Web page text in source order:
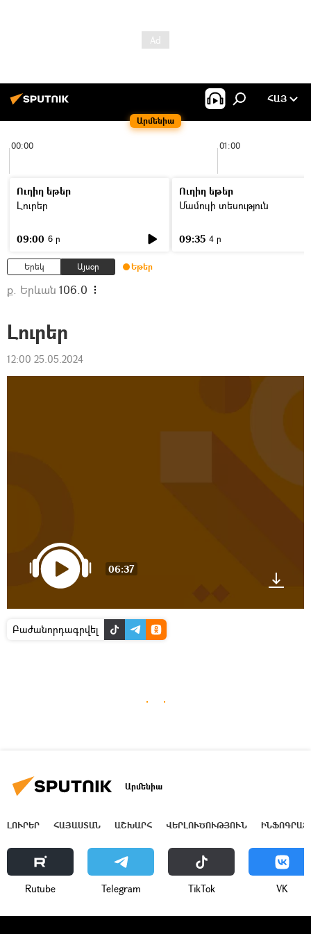
Արմենիա
ՀԱՅ
00:00 01:00
Ուղիղ եթեր
Լուրեր
09:00 6 ր
Ուղիղ եթեր
Մամուլի տեսություն
09:35 4 ր
Երեկ Այսօր Եթեր
ք. Երևան 106.0
Լուրեր
12:00 25.05.2024
06:37
Բաժանորդագրվել
Արմենիա
ԼՈՒՐԵՐ ՀԱՅԱՍՏԱՆ ԱՇԽԱՐՀ ՎԵՐԼՈՒԾՈՒԹՅՈՒՆ
Rutube Telegram ТikТоk VK